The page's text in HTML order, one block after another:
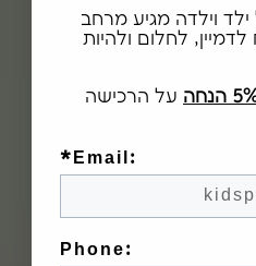
וילדה מגיע מרחב
לחלום ולהיות
הנחה
על הרכישה
*Email:
Phone: